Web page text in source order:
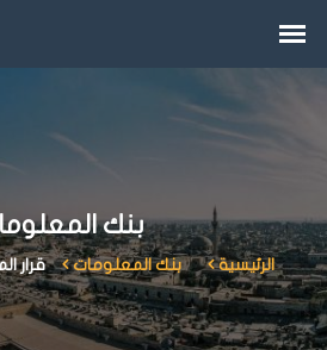
بنك
الرئيسية بنك المعلومات قرار